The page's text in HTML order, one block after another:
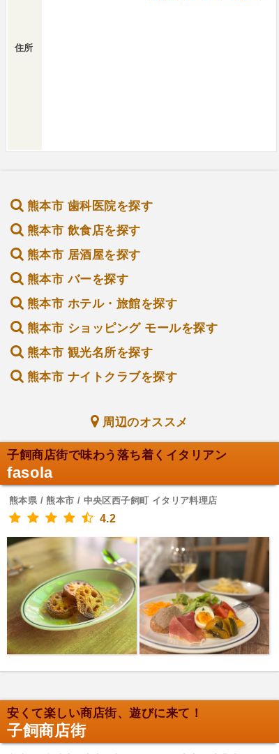
住所
熊本市 歯科医院を探す
熊本市 飲食店を探す
熊本市 居酒屋を探す
熊本市 バーを探す
熊本市 ホテル・旅館を探す
熊本市 ショッピング モールを探す
熊本市 観光名所を探す
熊本市 ナイトクラブを探す
周辺のオススメ
子飼商店街で味わう落ち着くイタリアン
fasola
熊本県 / 熊本市 / 中央区西子飼町 イタリア料理店
4.2
安くて楽しい商店街、遊びに来て！
子飼商店街